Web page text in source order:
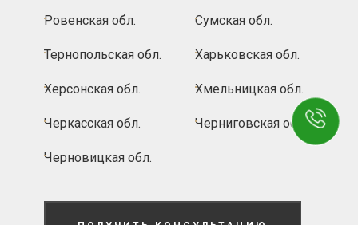
Ровенская обл. Сумская обл.
Тернопольская обл. Харьковская обл.
Херсонская обл. Хмельницкая обл.
Черкасская обл. Черниговская обл.
Черновицкая обл.